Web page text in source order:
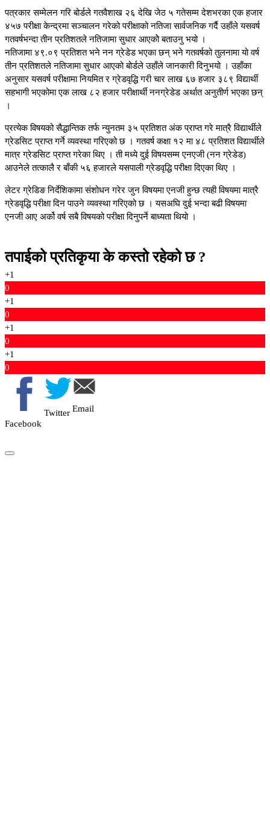
पत्रकार सम्मेलन गरि बोर्डले गतवैशाख २६ देखि जेठ ५ गतेसम्म देशभरका एक हजार
४५७ परीक्षा केन्द्रमा सञ्चालन गरेको परीक्षाको नतिजा सार्वजनिक गर्दै उहाँले यसवर्ष
गतवर्षभन्दा तीन प्रतिशतले नतिजामा सुधार आएकोे बताउनु भयो ।
नतिजामा ४९.०९ प्रतिशत भने नन ग्रेडेड भएका छन् भने गतवर्षको तुलनामा यो वर्ष
तीन प्रतिशतले नतिजामा सुधार आएको बोर्डले उहाँले जानकारी दिनुभयो । उहाँका
अनुसार यसवर्ष परीक्षामा नियमित र ग्रेडवृद्धि गरी चार लाख ६७ हजार ३८९ विद्यार्थी
सहभागी भएकोमा एक लाख ८२ हजार परीक्षार्थी ननग्रेडेड अर्थात अनुतीर्ण भएका छन्
।
प्रत्येक विषयको सैद्धान्तिक तर्फ न्युनतम ३५ प्रतिशत अंक प्राप्त गरे मात्रै विद्यार्थीले
ग्रेडसिट प्राप्त गर्ने व्यवस्था गरिएको छ । गतवर्ष कक्षा १२ मा ४८ प्रतिशत विद्यार्थीले
मात्र ग्रेडसिट प्राप्त गरेका थिए । ती मध्ये दुई विषयसम्म एनएजी (नन ग्रेडेड)
आउनेले तत्कालै र बाँकी ५६ हजारले यसपाली ग्रेडवृद्धि परीक्षा दिएका थिए ।
लेटर ग्रेडिङ निर्देशिकामा संशोधन गरेर जुन विषयमा एनजी हुन्छ त्यही विषयमा मात्रै
ग्रेडवृद्धि परीक्षा दिन पाउने व्यवस्था गरिएको छ । यसअघि दुई भन्दा बढी विषयमा
एनजी आए अर्को वर्ष सबै विषयको परीक्षा दिनुपर्ने बाध्यता थियो ।
तपाईको प्रतिकृया के कस्तो रहेको छ ?
+1
0
+1
0
+1
0
+1
0
Facebook
Twitter Email